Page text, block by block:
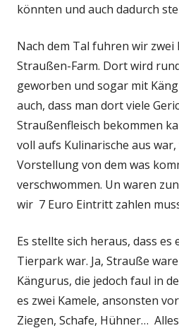
könnten und auch dadurch
Nach dem Tal fuhren wir
Straußen-Farm. Dort wird
geworben und sogar mit
auch, dass man dort viele
Straußenfleisch bekommen
voll aufs Kulinarische aus
Vorstellung von dem was
verschwommen. Un waren
wir 7 Euro Eintritt zahlen
Es stellte sich heraus, dass
Tierpark war. Ja, Strauße
Kängurus, die jedoch faul in
es zwei Kamele, ansonsten
Ziegen, Schafe, Hühner…